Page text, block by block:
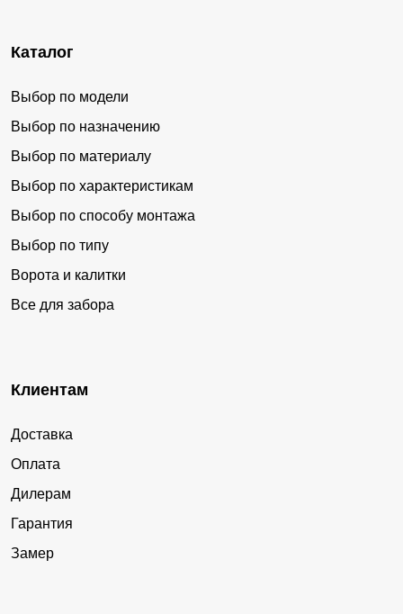
Каталог
Выбор по модели
Выбор по назначению
Выбор по материалу
Выбор по характеристикам
Выбор по способу монтажа
Выбор по типу
Ворота и калитки
Все для забора
Клиентам
Доставка
Оплата
Дилерам
Гарантия
Замер